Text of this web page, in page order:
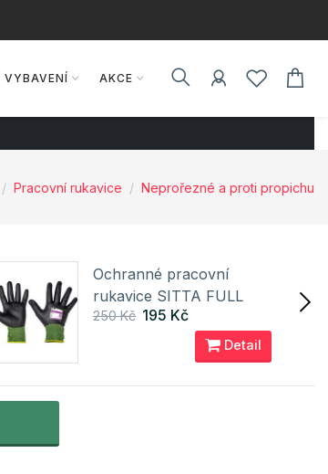
VYBAVENÍ AKCE
Pracovní rukavice Neprořezné a proti propichu
Ochranné pracovní
rukavice SITTA FULL
Cerva
250 Kč 195 Kč
Detail